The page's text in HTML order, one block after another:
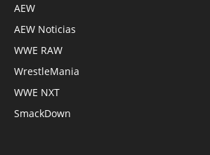
AEW
AEW Noticias
WWE RAW
WrestleMania
WWE NXT
SmackDown